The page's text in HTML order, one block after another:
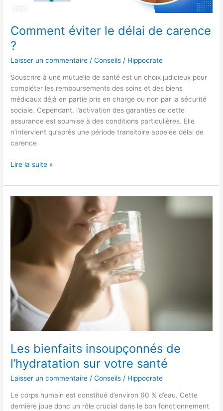
Comment éviter le délai de carence
?
Laisser un commentaire /Conseils / Hippocrate
Souscrire à une mutuelle de santé est un choix judicieux pour
compléter les remboursements des soins et des biens
médicaux déjà en partie pris en charge ou non par la sécurité
sociale. Cependant, l’activation des garanties de cette
assurance est soumise à des conditions particulières. Elle
n’intervient qu’après une période transitoire appelée délai de
carence
Lire la suite »
Les bienfaits insoupçonnés de
l’hydratation sur votre santé
Laisser un commentaire /Conseils / Hippocrate
Le corps humain est constitué d’environ 60 % d’eau. Cette
dernière joue donc un rôle crucial dans le bon fonctionnement
Les
l’hydratation
santé